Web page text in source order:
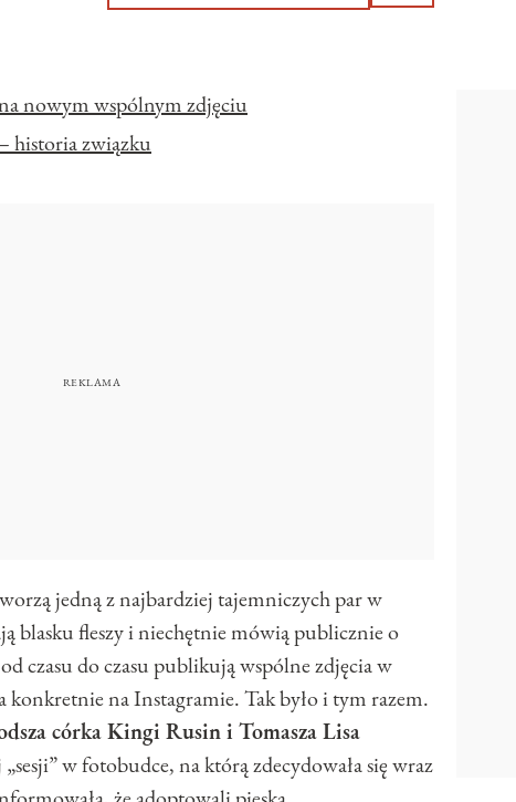
nowym wspólnym zdjęciu
historia związku
jedną z najbardziej tajemniczych par w
blasku fleszy i niechętnie mówią publicznie o
czasu do czasu publikują wspólne zdjęcia w
konkretnie na Instagramie. Tak było i tym razem.
córka Kingi Rusin i Tomasza Lisa
w fotobudce, na którą zdecydowała się wraz